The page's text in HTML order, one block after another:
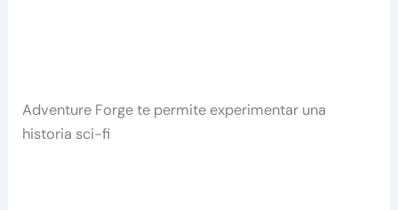
Adventure Forge te permite experimentar una
historia sci-fi